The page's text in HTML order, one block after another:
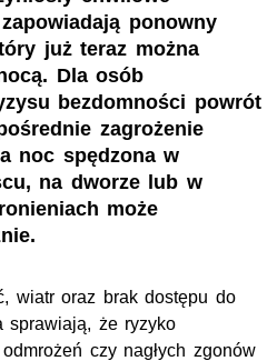
ponowny
już teraz można
Dla osób
bezdomności powrót
zagrożenie
noc spędzona w
na dworze lub w
może
wiatr oraz brak dostępu do
sprawiają, że ryzyko
czy nagłych zgonów